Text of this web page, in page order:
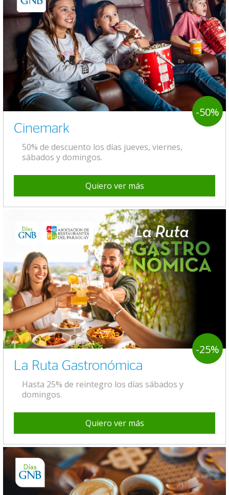
-50%
Cinemark
50% de descuento los días jueves, viernes,
sábados y domingos.
Quiero ver más
-25%
La Ruta Gastronómica
Hasta 25% de reintegro los días sábados y
domingos.
Quiero ver más